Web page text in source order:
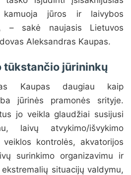
kamuoja jūros ir laivybos
– sakė naujasis Lietuvos
Aleksandras Kaupas.
tūkstančio jūrininkų
Kaupas daugiau kaip
jūrinės pramonės srityje.
jo veikla glaudžiai susijusi
laivų atvykimo/išvykimo
kontrolės, akvatorijos
surinkimo organizavimu ir
situacijų valdymu,